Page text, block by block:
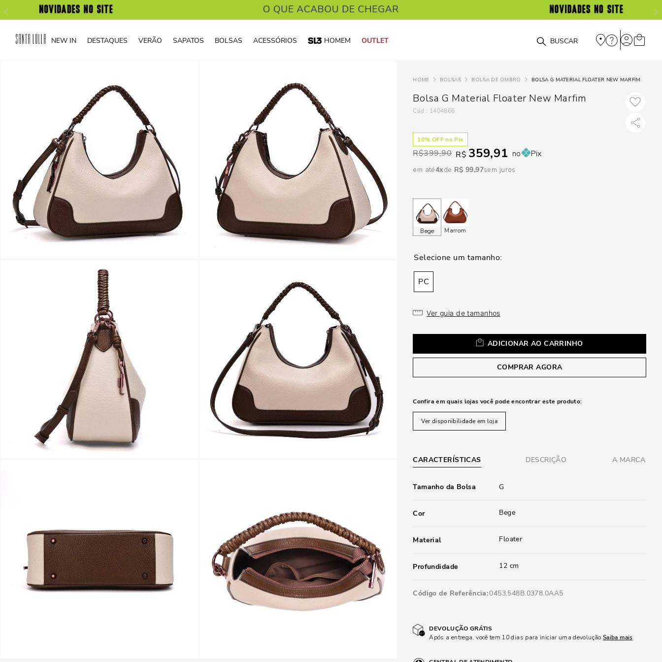
NEW IN DESTAQUES VERÃO SAPATOS BOLSAS ACESSÓRIOS HOMEM OUTLET O que você está procurando?
BOLSAS BOLSA DE OMBRO BOLSA G MATERIAL FLOATER NEW MARFIM
Bolsa G Material Floater New Marfim
: 1404866
10% OFF no Pix
R$399,90 R$ 359,91 no Pix
em até4 R$ 99,97sem juros
Bege Marrom
PC
Ver guia de tamanhos
ADICIONAR AO CARRINHO
COMPRAR AGORA
Confira em quais lojas você pode encontrar este produto:
Ver disponibilidade em loja
CARACTERÍSTICAS DESCRIÇÃO A MARCA
Tamanho da Bolsa G
Cor Bege
Material Floater
Profundidade 12 cm
Código de Referência 0453.548B.0378.0AA5
DEVOLUÇÃO GRÁTIS
Após a entrega, você tem 10 dias para iniciar uma devolução Saiba mais